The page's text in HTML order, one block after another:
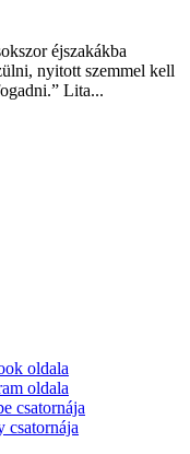
éjszakákba
nyitott szemmel kell
Lita...